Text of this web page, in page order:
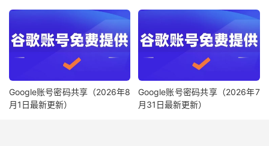
Google账号密码共享（2026年8
月1日最新更新）
Google账号密码共享（2026年7
月31日最新更新）